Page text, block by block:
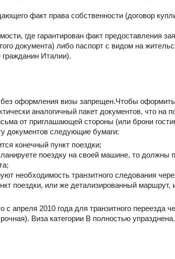
факт права собственности (договор
где гарантирован факт предоставления
документа) либо паспорт с видом на
Италии).
оформления визы запрещен.Чтобы
аналогичный пакет документов, что на
от приглашающей стороны (или брони
документов следующие бумаги:
конечный пункт поездки;
поездку на своей машине, то должны
необходимость транзитного следования
поездки, или же детализированный
с апреля 2010 года для транзитного переезда
Виза категории В полностью упразднена.